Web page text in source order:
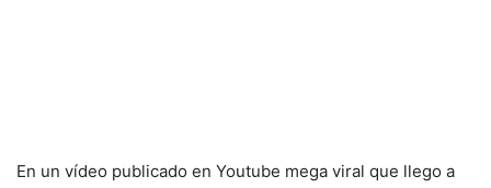
En un vídeo publicado en Youtube mega viral que llego a